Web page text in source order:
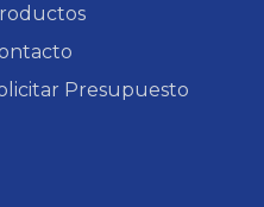
Presupuesto